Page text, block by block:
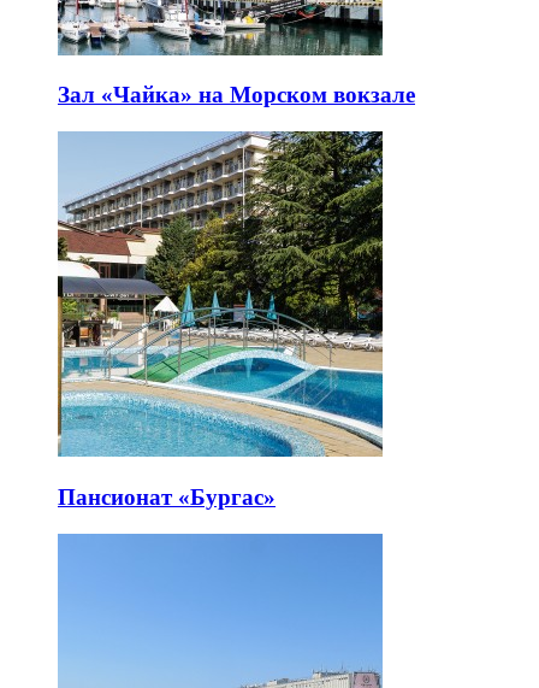
Зал «Чайка» на Морском вокзале
Пансионат «Бургас»